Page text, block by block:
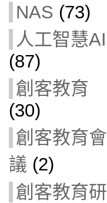
NAS (73)
人工智慧AI
(87)
創客教育
(30)
創客教育會
議 (2)
創客教育研